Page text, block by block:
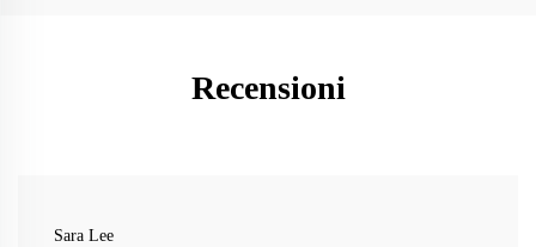
Recensioni
Sara Lee